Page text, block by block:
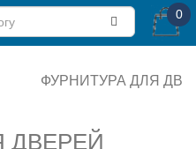
0
ФУРНИТУРА ДЛЯ
ДВЕРЕЙ